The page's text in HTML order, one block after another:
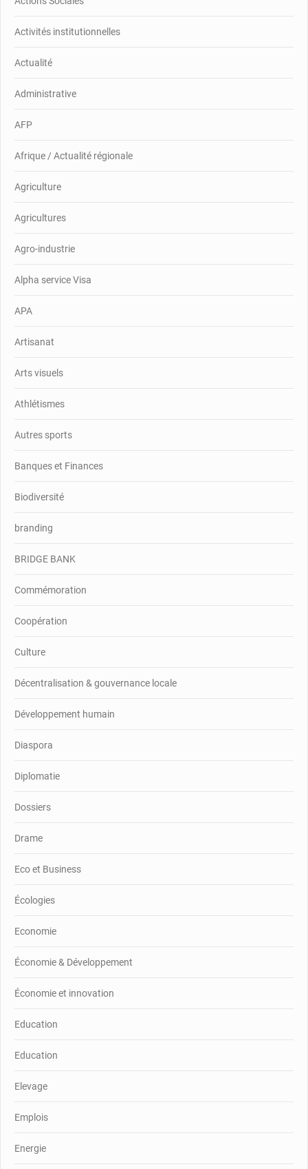
Activités institutionnelles
Actualité
Administrative
AFP
Afrique / Actualité régionale
Agriculture
Agricultures
Agro-industrie
Alpha service Visa
APA
Artisanat
Arts visuels
Athlétismes
Autres sports
Banques et Finances
Biodiversité
branding
BRIDGE BANK
Commémoration
Coopération
Culture
Décentralisation & gouvernance locale
Développement humain
Diaspora
Diplomatie
Dossiers
Drame
Eco et Business
Écologies
Economie
Économie & Développement
Économie et innovation
Education
Education
Elevage
Emplois
Energie